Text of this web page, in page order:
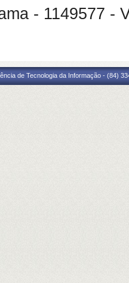
- 1149577 -
de Tecnologia da Informação - (84)